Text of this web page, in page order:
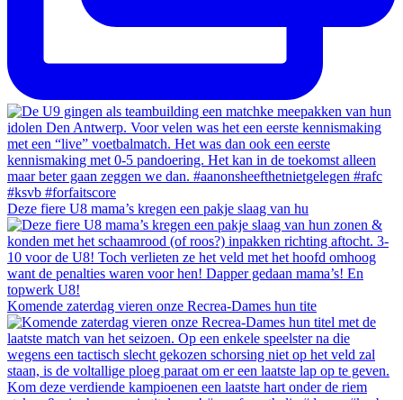
Deze fiere U8 mama’s kregen een pakje slaag van hu
Komende zaterdag vieren onze Recrea-Dames hun tite